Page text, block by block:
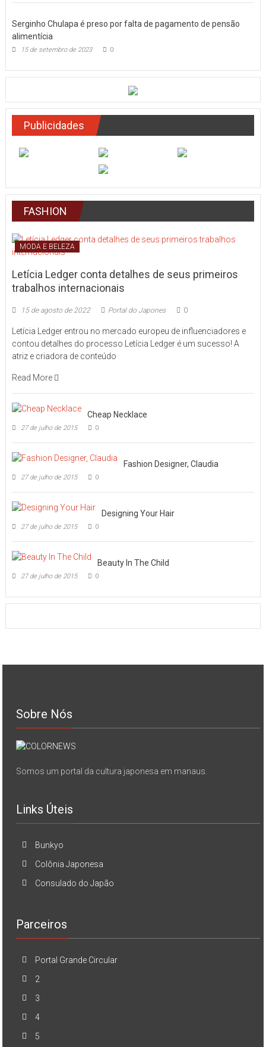
Serginho Chulapa é preso por falta de pagamento de pensão
alimentícia
15 de setembro de 2023 0
Publicidades
FASHION
MODA E BELEZA
Letícia Ledger conta detalhes de seus primeiros
trabalhos internacionais
15 de agosto de 2022 Portal do Japones 0
Letícia Ledger entrou no mercado europeu de influenciadores e
contou detalhes do processo Letícia Ledger é um sucesso! A
atriz e criadora de conteúdo
Read More
Cheap Necklace
27 de julho de 2015 0
Fashion Designer, Claudia
27 de julho de 2015 0
Designing Your Hair
27 de julho de 2015 0
Beauty In The Child
27 de julho de 2015 0
Sobre Nós
Somos um portal da cultura japonesa em manaus.
Links Úteis
Bunkyo
Colônia Japonesa
Consulado do Japão
Parceiros
Portal Grande Circular
2
3
4
5